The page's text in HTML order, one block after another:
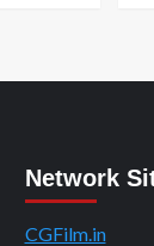
Network
CGFilm.in